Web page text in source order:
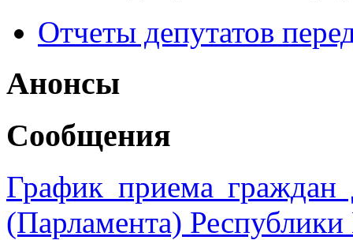
Отчеты депутатов
Анонсы
Сообщения
График приема граждан
(Парламента)